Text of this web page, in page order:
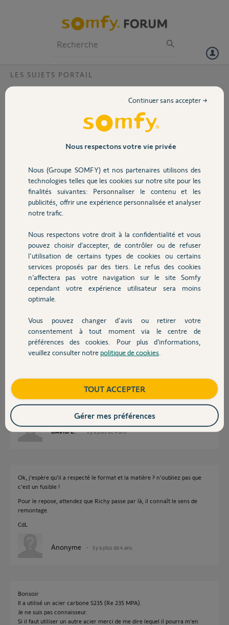
Volet
Sécurité
Domotique
Chauffage
Autres produits
Devis avec un pro
Contact
LES SUJETS PORTAIL
Dans quel sens dois-je remonter ma clavette en U?
Quand je l'ai démontée elle était en morceau.
Par avance Merci,
DAVID L.
il y a plus de 4 ans
Participer au fil de discussion
Réponses
Bonjour,
Anonyme il y a plus de 4 ans
C'est un ami dans une entreprise d'usinage qui me l'a faite.
Bonne soirée
DAVID L. il y a plus de 4 ans
Ok, j'espère qu'il a respecté le format et la matière ? n'oubliez pas que
c'est un fusible !
Pour le repose, attendez que Richy passe par là, il connaît le sens de
remontage.
CdL
Anonyme il y a plus de 4 ans
Bonsoir
Il a utilisé un acier carbone S235 (Re 235 MPA).
Je ne suis pas connaisseur.
Si il faut utiliser un autre acier merci de me dire lequel il pourra m'en
Nous respectons votre vie privée
Nous (Groupe SOMFY) et nos partenaires utilisons des
technologies telles que les cookies sur notre site pour les
finalités suivantes: Personnaliser le contenu et les
publicités, offrir une expérience personnalisée et analyser
notre trafic.
Nous respectons votre droit à la confidentialité et vous
pouvez choisir d’accepter, de contrôler ou de refuser
l'utilisation de certains types de cookies ou certains
services proposés par des tiers. Le refus des cookies
n’affectera pas votre navigation sur le site Somfy
cependant votre expérience utilisateur sera moins
optimale.
Vous pouvez changer d'avis ou retirer votre
consentement à tout moment via le centre de
préférences des cookies. Pour plus d’informations,
veuillez consulter notre politique de cookies
Continuer sans accepter →
TOUT ACCEPTER
Gérer mes préférences